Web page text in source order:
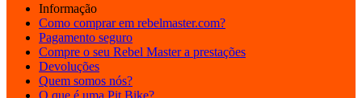
Informação
Como comprar em rebelmaster.com?
Pagamento seguro
Compre o seu Rebel Master a prestações
Devoluções
Quem somos nós?
O que é uma Pit Bike?